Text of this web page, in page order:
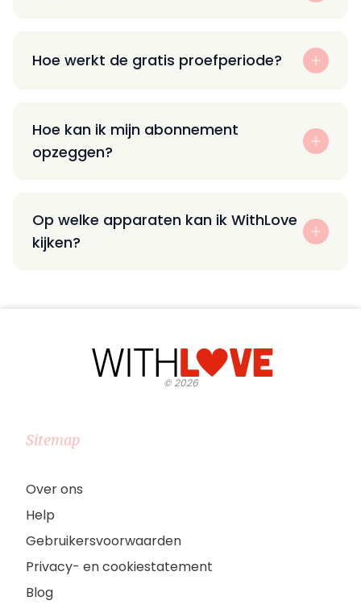
Hoe werkt de gratis proefperiode?
Hoe kan ik mijn abonnement
opzeggen?
Op welke apparaten kan ik WithLove
kijken?
©2026
Sitemap
Over ons
Help
Gebruikersvoorwaarden
Privacy- en cookiestatement
Blog